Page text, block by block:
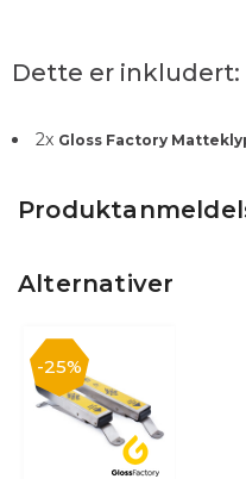
Alternativer
25%
Dette er inkludert:
2x Gloss Factory